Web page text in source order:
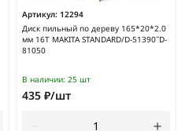
Артикул: 12294
Диск пильный по дереву 165*20*2.0
мм 16Т MAKITA STANDARD/D-51390˜D-
81050
В наличии: 25 шт
435 ₽/шт